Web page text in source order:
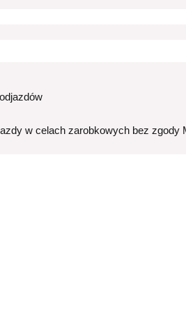
w celach zarobkowych bez zgody